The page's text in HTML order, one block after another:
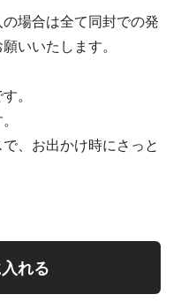
場合は全て同封での発
いいたします。
。
、お出かけ時にさっと
れる